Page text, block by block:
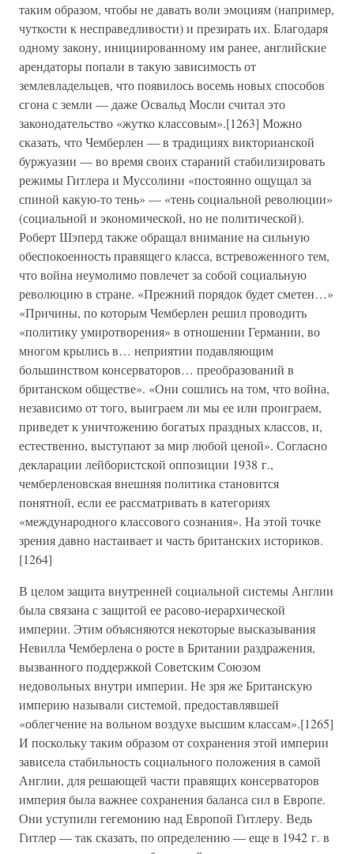
таким образом, чтобы не давать воли эмоциям (например,
чуткости к несправедливости) и презирать их. Благодаря
одному закону, инициированному им ранее, английские
арендаторы попали в такую зависимость от
землевладельцев, что появилось восемь новых способов
сгона с земли — даже Освальд Мосли считал это
законодательство «жутко классовым».[1263] Можно
сказать, что Чемберлен — в традициях викторианской
буржуазии — во время своих стараний стабилизировать
режимы Гитлера и Муссолини «постоянно ощущал за
спиной какую-то тень» — «тень социальной революции»
(социальной и экономической, но не политической).
Роберт Шэперд также обращал внимание на сильную
обеспокоенность правящего класса, встревоженного тем,
что война неумолимо повлечет за собой социальную
революцию в стране. «Прежний порядок будет сметен…»
«Причины, по которым Чемберлен решил проводить
«политику умиротворения» в отношении Германии, во
многом крылись в… неприятии подавляющим
большинством консерваторов… преобразований в
британском обществе». «Они сошлись на том, что война,
независимо от того, выиграем ли мы ее или проиграем,
приведет к уничтожению богатых праздных классов, и,
естественно, выступают за мир любой ценой». Согласно
декларации лейбористской оппозиции 1938 г.,
чемберленовская внешняя политика становится
понятной, если ее рассматривать в категориях
«международного классового сознания». На этой точке
зрения давно настаивает и часть британских историков.
[1264]
В целом защита внутренней социальной системы Англии
была связана с защитой ее расово-иерархической
империи. Этим объясняются некоторые высказывания
Невилла Чемберлена о росте в Британии раздражения,
вызванного поддержкой Советским Союзом
недовольных внутри империи. Не зря же Британскую
империю называли системой, предоставлявшей
«облегчение на вольном воздухе высшим классам».[1265]
И поскольку таким образом от сохранения этой империи
зависела стабильность социального положения в самой
Англии, для решающей части правящих консерваторов
империя была важнее сохранения баланса сил в Европе.
Они уступили гегемонию над Европой Гитлеру. Ведь
Гитлер — так сказать, по определению — еще в 1942 г. в